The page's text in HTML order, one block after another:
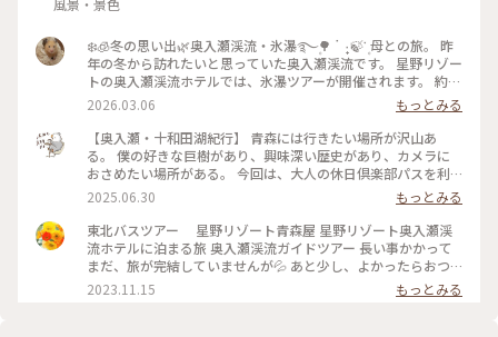
❄️🧊冬の思い出🌿奥入瀬渓流・氷瀑࿐۪🌳 ॱ ᩠۰🍃་۪ 母との旅。 昨
年の冬から訪れたいと思っていた奥入瀬渓流です。 星野リゾー
トの奥入瀬渓流ホテルでは、氷瀑ツアーが開催されます。 約1
時間、バスでの移動ですので母にもやさしいツアーでした。 #
開運旅 #奥入瀬渓流 #奥入瀬渓流ホテル #星野リゾート #氷瀑 #
氷瀑ツアー #奥入瀬の冬 #青森旅行 #十和田市 #冬の絶景 #雪景
色 #青森 #ことりっぷ青森
2026.03.06
もっとみる
【奥入瀬・十和田湖紀行】 青森には行きたい場所が沢山あ
る。 僕の好きな巨樹があり、興味深い歴史があり、カメラに
おさめたい場所がある。 今回は、大人の休日倶楽部パスを利
用し、土日の強硬日程で、青森へ。 まずは、のっけ丼ランチ
で腹ごしらえ。青森駅のすぐ近くで、2,200円で、この刺身を
食べられるのだから驚きだ。 今回の目的地は奥入瀬。渓流沿
いをゆっくり散策。素人の僕でも、それなりの写真が撮れる。
絵の中を歩いているようだ。 宿泊は奥入瀬の焼山。田酒等の
十和田神社に参拝。マリンブルーのきれいな湖、心地よい波の
2025.06.30
もっとみる
東北バスツアー 星野リゾート青森屋 星野リゾート奥入瀬渓
流ホテルに泊まる旅 奥入瀬渓流ガイドツアー 長い事かかって
まだ、旅が完結していませんが💦 あと少し、よかったらおつ
きあいください。 夕食のあとは、雨天のため星空観賞会が中
止となってしまったので、渓流ラウンジにて温かいりんご紅茶
2023.11.15 もっとみる